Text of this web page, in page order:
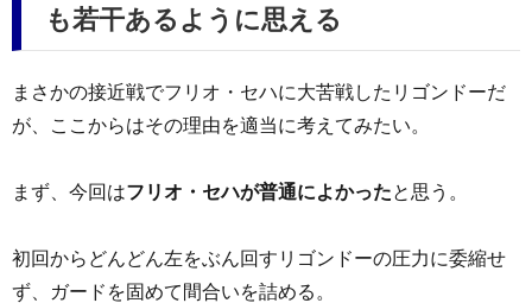
も若干あるように思える
まさかの接近戦でフリオ・セハに大苦戦したリゴンドーだ
が、ここからはその理由を適当に考えてみたい。
まず、今回はフリオ・セハが普通によかった と思う。
初回からどんどん左をぶん回すリゴンドーの圧力に委縮せ
ず、ガードを固めて間合いを詰める。